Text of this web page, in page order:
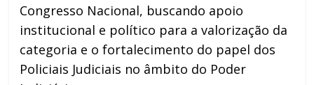
Congresso Nacional, buscando apoio
institucional e político para a valorização da
categoria e o fortalecimento do papel dos
Policiais Judiciais no âmbito do Poder